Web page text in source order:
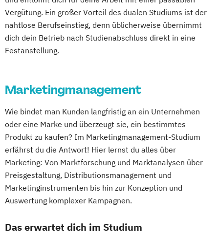
Vergütung. Ein großer Vorteil des dualen Studiums ist der
nahtlose Berufseinstieg, denn üblicherweise übernimmt
dich dein Betrieb nach Studienabschluss direkt in eine
Festanstellung.
Marketingmanagement
Wie bindet man Kunden langfristig an ein Unternehmen
oder eine Marke und überzeugt sie, ein bestimmtes
Produkt zu kaufen? Im Marketingmanagement-Studium
erfährst du die Antwort! Hier lernst du alles über
Marketing: Von Marktforschung und Marktanalysen über
Preisgestaltung, Distributionsmanagement und
Marketinginstrumenten bis hin zur Konzeption und
Auswertung komplexer Kampagnen.
Das erwartet dich im Studium